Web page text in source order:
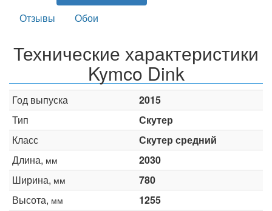
Отзывы
Обои
Технические характеристики
Kymco Dink
Год выпуска
2015
Тип
Скутер
Класс
Скутер средний
Длина, мм
2030
Ширина, мм
780
Высота, мм
1255